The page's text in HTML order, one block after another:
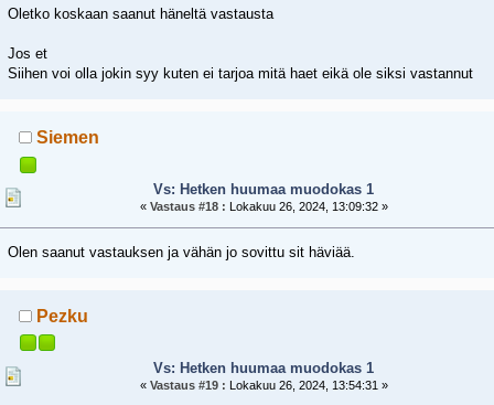
Oletko koskaan saanut häneltä vastausta
Jos et
Siihen voi olla jokin syy kuten ei tarjoa mitä haet eikä ole siksi vastannut
Siemen
Vs: Hetken huumaa muodokas 1
« Vastaus #18 : Lokakuu 26, 2024, 13:09:32 »
Olen saanut vastauksen ja vähän jo sovittu sit häviää.
Pezku
Vs: Hetken huumaa muodokas 1
« Vastaus #19 : Lokakuu 26, 2024, 13:54:31 »